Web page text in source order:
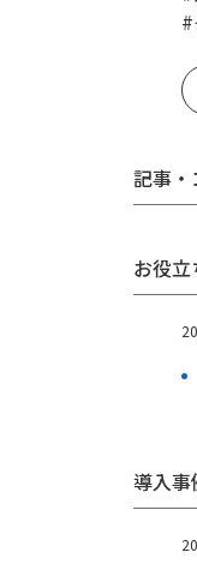
#
記事・
お役立
導入事